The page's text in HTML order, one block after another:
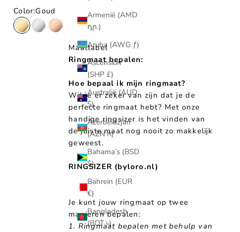
Armenië (AMD
դր.)
Aruba (AWG ƒ)
Ascension
(SHP £)
Australië (AUD
$)
Azerbeidzjan
(AZN ₼)
Bahama’s (BSD
$)
Bahrein (EUR
€)
Bangladesh
(BDT ৳)
Color:Goud
GoudZilverRosé
Maattabel
Ringmaat bepalen:
Hoe bepaal ik mijn ringmaat?
Wil je er zeker van zijn dat je de
perfecte ringmaat hebt? Met onze
handige ringsizer is het vinden van
de juiste maat nog nooit zo makkelijk
geweest.
RINGSIZER (byloro.nl)
Je kunt jouw ringmaat op twee
manieren bepalen:
1. Ringmaat bepalen met behulp van